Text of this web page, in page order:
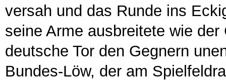
versah und das Runde ins
seine Arme ausbreitete wie
deutsche Tor den Gegnern
Bundes-Löw, der am